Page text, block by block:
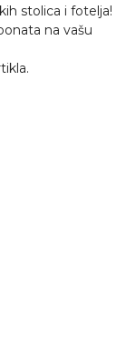
stolica i fotelja!
na vašu